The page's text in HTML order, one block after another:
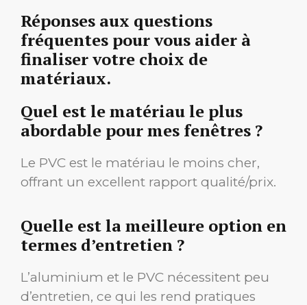
Réponses aux questions
fréquentes pour vous aider à
finaliser votre choix de
matériaux.
Quel est le matériau le plus
abordable pour mes fenêtres ?
Le PVC est le matériau le moins cher,
offrant un excellent rapport qualité/prix.
Quelle est la meilleure option en
termes d’entretien ?
L’aluminium et le PVC nécessitent peu
d’entretien, ce qui les rend pratiques